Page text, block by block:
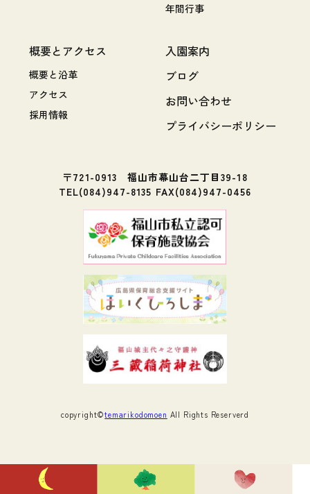
〒721-0913 福山市幕山台二丁目39-18
TEL(084)947-8135 FAX(084)947-0456
年間行事
概要とアクセス
概要と沿革
アクセス
採用情報
入園案内
ブログ
お問い合わせ
プライバシーポリシー
copyright©temarikodomoen All Rights Reserverd